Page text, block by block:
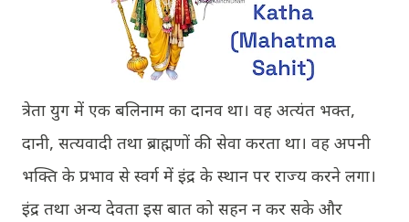
त्रेता युग में एक बलिनाम का दानव था। वह अत्यंत भक्त,
दानी, सत्यवादी तथा ब्राह्मणों की सेवा करता था। वह अपनी
भक्ति के प्रभाव से स्वर्ग में इंद्र के स्थान पर राज्य करने लगा।
इंद्र तथा अन्य देवता इस बात को सहन न कर सके और